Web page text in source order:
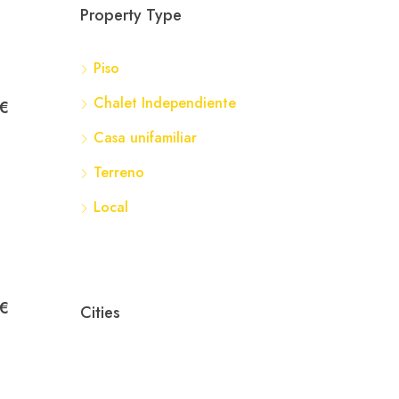
Property Type
Piso
Chalet Independiente
Casa unifamiliar
Terreno
Local
Cities